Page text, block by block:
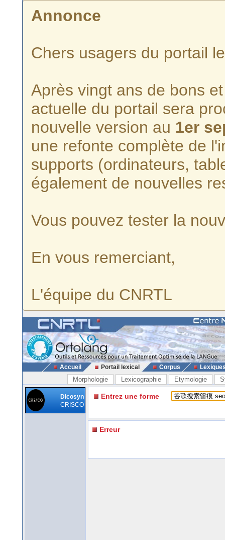
Annonce
Chers usagers du portail
Après vingt ans de bons
actuelle du portail sera
nouvelle version au 1er
une refonte complète de
supports (ordinateurs,
également de nouvelles
Vous pouvez tester la
En vous remerciant,
L'équipe du CNRTL
Accueil Portail lexical Corpus
Morphologie Lexicographie Etymologie
Dicosyn
CRISCO
Entrez une forme
Erreur